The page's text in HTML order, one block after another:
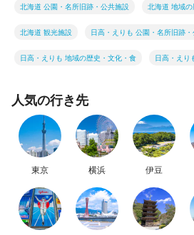
北海道 公園・名所旧跡・公共施設 北海道 地域
北海道 観光施設 日高・えりも 公園・名所旧跡
日高・えりも 地域の歴史・文化・食 日高・えり
人気の行き先
東京 横浜 伊豆